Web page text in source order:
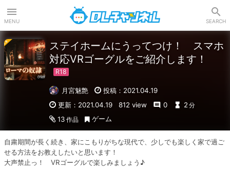
MENU SEARCH
ステイホームにうってつけ！ スマホ
対応VRゴーグルをご紹介します！
月宮魅艶
投稿：2021.04.19
更新：2021.04.19
812 view 0 2 分
13 作品 ゲーム
自粛期間が長く続き、家にこもりがちな現代で、少しでも楽しく家で過ご
せる方法をお教えしたいと思います！
大声禁止っ！　VRゴーグルで楽しみましょう♪